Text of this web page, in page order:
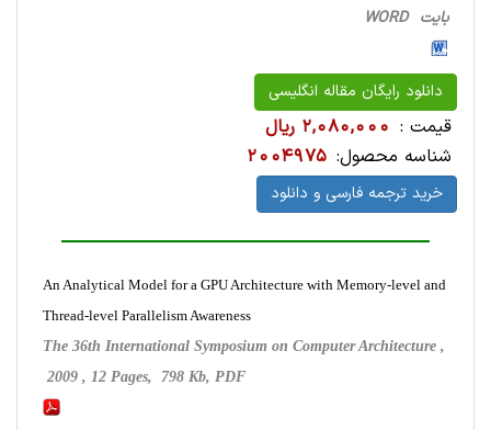
بایت WORD
دانلود رایگان مقاله انگلیسی
قیمت : 2,080,000 ریال
شناسه محصول: 2004975
خرید ترجمه فارسی و دانلود
An Analytical Model for a GPU Architecture with Memory-level and
Thread-level Parallelism Awareness
The 36th International Symposium on Computer Architecture ,
2009 , 12 Pages, 798 Kb, PDF